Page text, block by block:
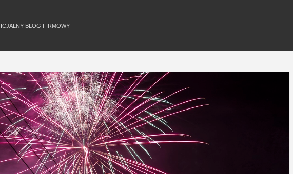
BLOG FIRMOWY